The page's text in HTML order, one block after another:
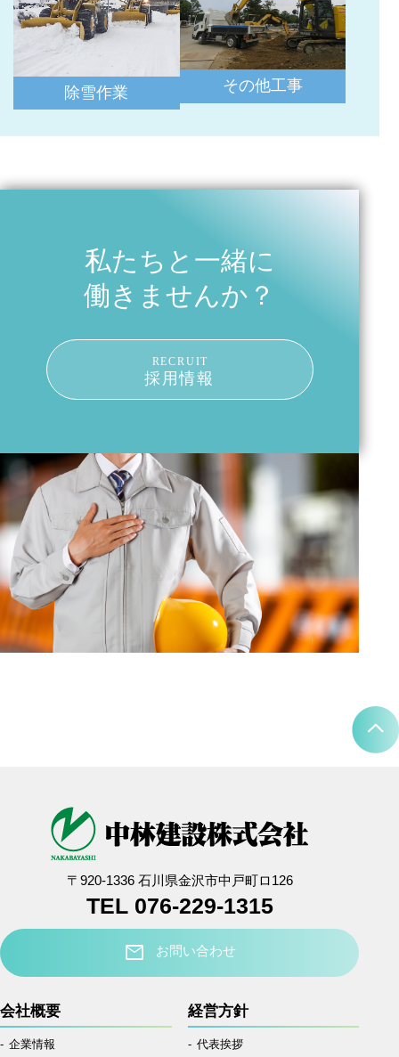
除雪作業 その他工事
私たちと一緒に
働きませんか？
RECRUIT
採用情報
〒920-1336 石川県金沢市中戸町ロ126
TEL 076-229-1315
mail
お問い合わせ
会社概要
企業情報
経営方針
代表挨拶